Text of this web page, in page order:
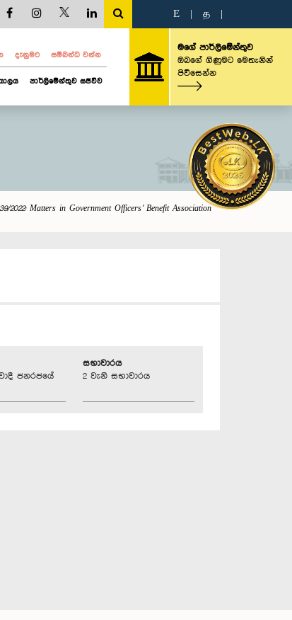
E த
දැනුමට සම්බන්ධ වන්න
පාර්ලිමේන්තුව සජීවීව
මගේ පාර්ලිමේන්තුව
ඔබගේ ගිණුමට මෙතැනින්
පිවිසෙන්න
2022: Matters in Government Officers' Benefit Association
ජනරජයේ
සභාවාරය
2 වැනි සභාවාරය